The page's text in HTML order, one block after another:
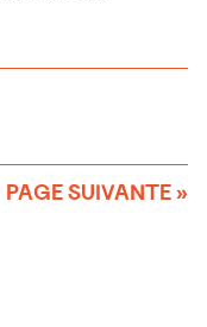
PAGE SUIVANTE »